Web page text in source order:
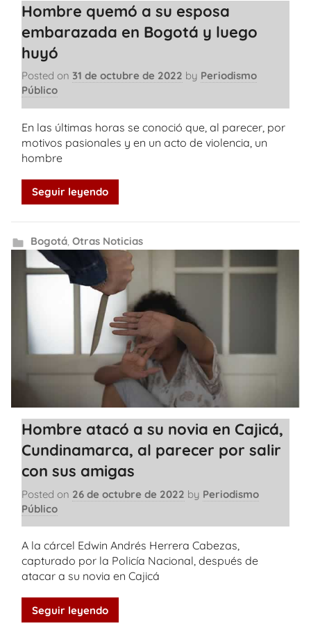
Hombre quemó a su esposa
embarazada en Bogotá y luego
huyó
Posted on 31 de octubre de 2022 by Periodismo
Público
En las últimas horas se conoció que, al parecer, por
motivos pasionales y en un acto de violencia, un
hombre
Seguir leyendo
Bogotá, Otras Noticias
Hombre atacó a su novia en Cajicá,
Cundinamarca, al parecer por salir
con sus amigas
Posted on 26 de octubre de 2022 by Periodismo
Público
A la cárcel Edwin Andrés Herrera Cabezas,
capturado por la Policía Nacional, después de
atacar a su novia en Cajicá
Seguir leyendo